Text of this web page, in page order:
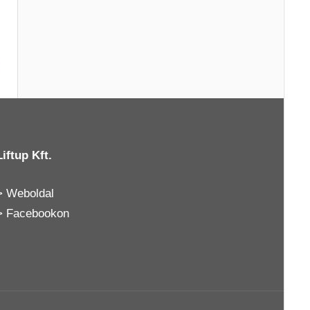
Kft.
Weboldal
Facebookon